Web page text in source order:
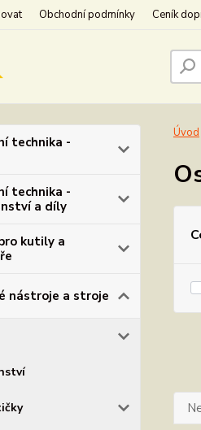
Obchodní podmínky Ceník
technika -
technika -
a díly
kutily a
nástroje a stroje
Úvod